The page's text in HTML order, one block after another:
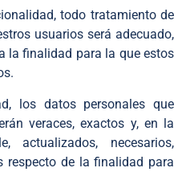
todo tratamiento de
usuarios será adecuado,
la finalidad para la que estos
los datos personales que
veraces, exactos y, en la
actualizados, necesarios,
respecto de la finalidad para